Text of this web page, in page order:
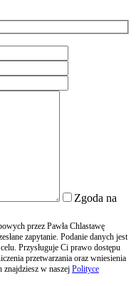
Zgoda na
przez Pawła Chlastawę
zapytanie. Podanie danych jest
Przysługuje Ci prawo dostępu
przetwarzania oraz wniesienia
w naszej Polityce